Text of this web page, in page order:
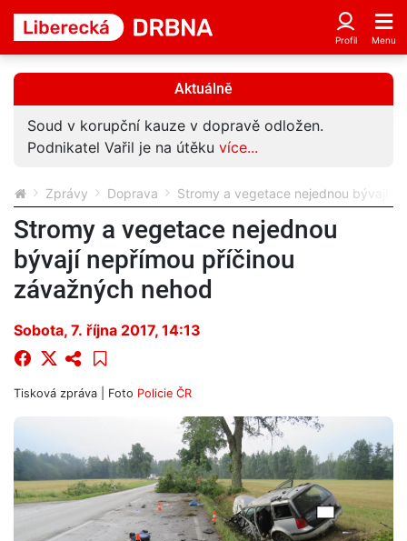
Aktuálně
Soud v korupční kauze v dopravě odložen.
Podnikatel Vařil je na útěku více...
Zprávy Doprava Stromy a vegetace nejednou bývají
Stromy a vegetace nejednou
bývají nepřímou příčinou
závažných nehod
Sobota, 7. října 2017, 14:13
Tisková zpráva | Foto Policie ČR